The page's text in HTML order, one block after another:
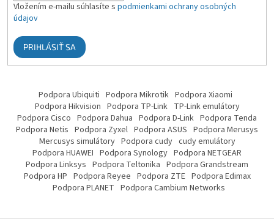
Vložením e-mailu súhlasíte s podmienkami ochrany osobných
údajov
PRIHLÁSIŤ SA
Podpora Ubiquiti Podpora Mikrotik Podpora Xiaomi
Podpora Hikvision Podpora TP-Link TP-Link emulátory
Podpora Cisco Podpora Dahua Podpora D-Link Podpora Tenda
Podpora Netis Podpora Zyxel Podpora ASUS Podpora Merusys
Mercusys simulátory Podpora cudy cudy emulátory
Podpora HUAWEI Podpora Synology Podpora NETGEAR
Podpora Linksys Podpora Teltonika Podpora Grandstream
Podpora HP Podpora Reyee Podpora ZTE Podpora Edimax
Podpora PLANET Podpora Cambium Networks